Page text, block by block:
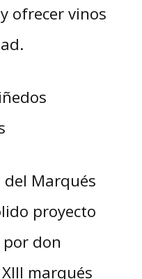
ofrecer vinos
del Marqués
proyecto
don
marqués